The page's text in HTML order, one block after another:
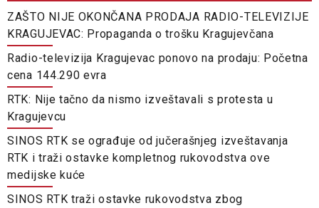
ZAŠTO NIJE OKONČANA PRODAJA RADIO-TELEVIZIJE
KRAGUJEVAC: Propaganda o trošku Kragujevčana
Radio-televizija Kragujevac ponovo na prodaju: Početna
cena 144.290 evra
RTK: Nije tačno da nismo izveštavali s protesta u
Kragujevcu
SINOS RTK se ograđuje od jučerašnjeg izveštavanja
RTK i traži ostavke kompletnog rukovodstva ove
medijske kuće
SINOS RTK traži ostavke rukovodstva zbog